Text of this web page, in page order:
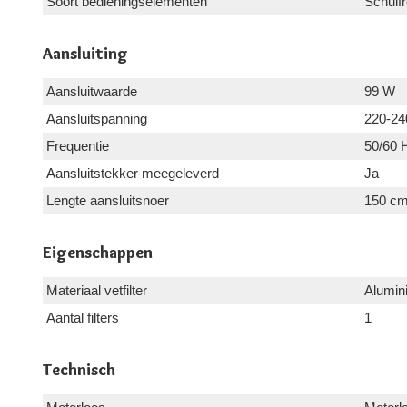
Aansluiting
Aansluitwaarde
99 W
Aansluitspanning
220-
Frequentie
50/60
Aansluitstekker meegeleverd
Ja
Lengte aansluitsnoer
150 cm
Eigenschappen
Materiaal vetfilter
Aantal filters
1
Technisch